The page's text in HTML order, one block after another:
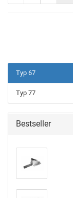
Typ 67
Typ 77
Bestseller